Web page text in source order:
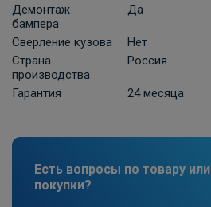
Демонтаж
бампера
Да
Сверление кузова
Нет
Страна
производства
Россия
Гарантия 24 месяца
Есть вопросы по товару
покупки?